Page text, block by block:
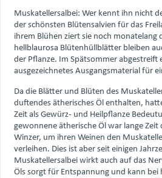
Muskatellersalbei: Wer kennt ihn nicht
der schönsten Blütensalvien für das
ihrem Blühen ziert sie noch monatelang
hellblaurosa Blütenhüllblätter bleiben
der Pflanze. Im Spätsommer abgestreift
ausgezeichnetes Ausgangsmaterial für
Da die Blätter und Blüten des
duftendes ätherisches Öl enthalten,
Zeit als Gewürz- und Heilpflanze
gewonnene ätherische Öl war lange
Winzer, um ihren Weinen den
verleihen. Dies ist aber seit einigen
Muskatellersalbei wirkt auch auf das
Öls sorgt für Entspannung und kann bei